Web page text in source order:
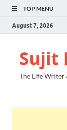
TOP MENU
August 7, 2026
Sujit
The Life Writer